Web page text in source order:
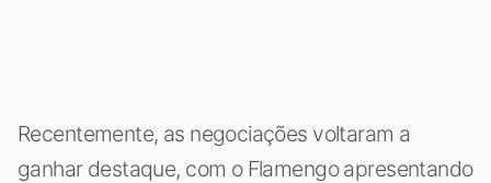
Recentemente, as negociações voltaram a
ganhar destaque, com o Flamengo apresentando